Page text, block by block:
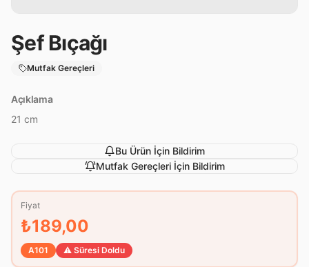
Şef Bıçağı
Mutfak Gereçleri
Açıklama
21 cm
Bu Ürün İçin Bildirim
Mutfak Gereçleriİçin Bildirim
Fiyat
₺189,00
A101 ⚠️ Süresi Doldu